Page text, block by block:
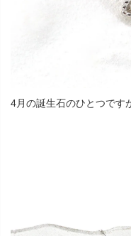
4月の誕生石のひとつです